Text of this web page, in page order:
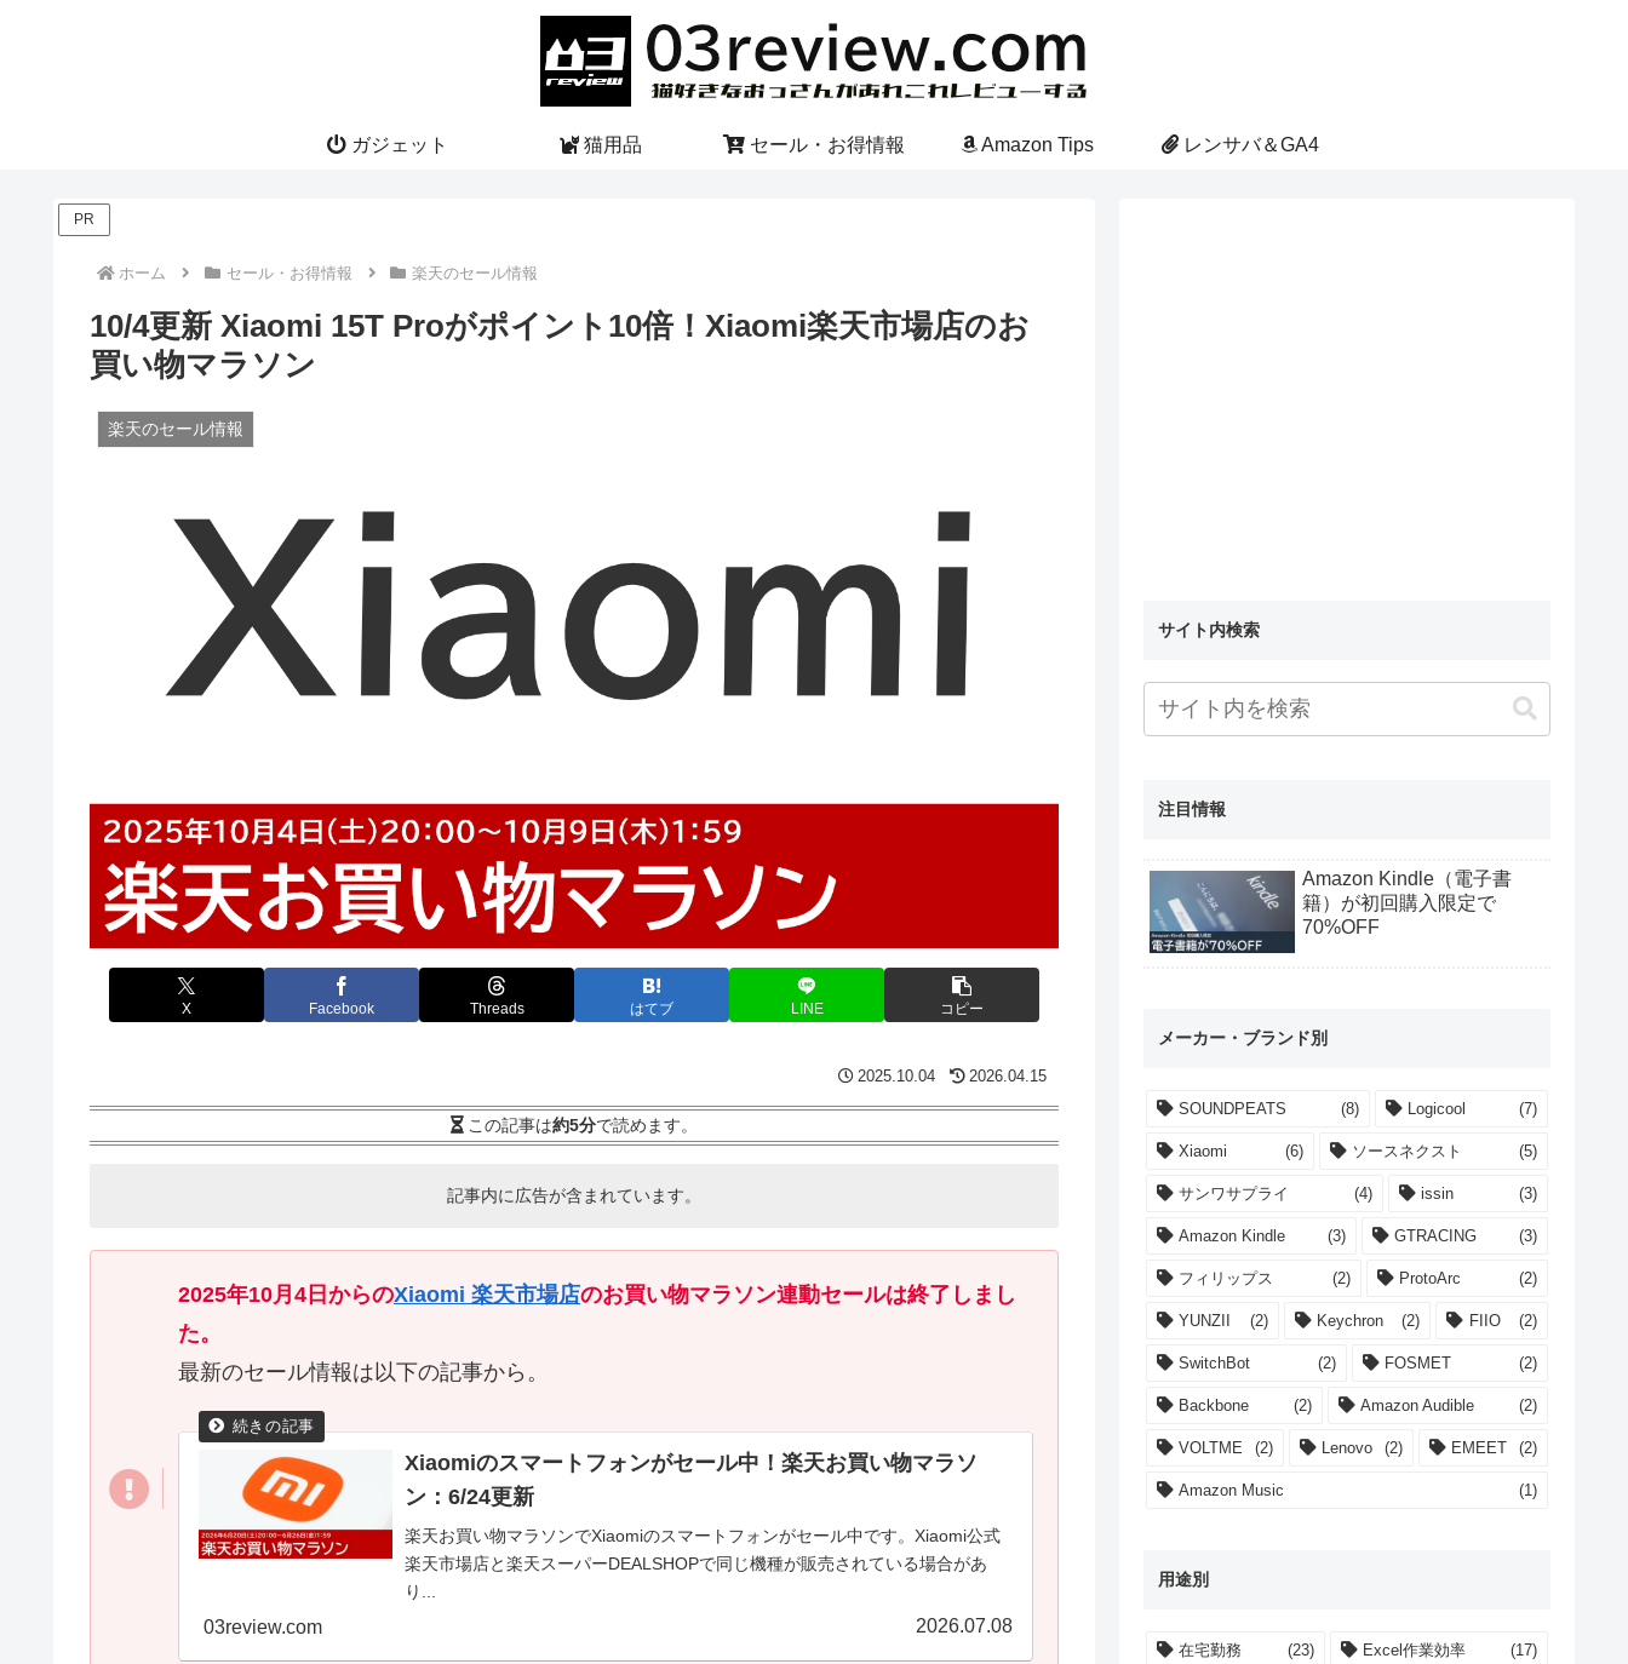
ガジェット 猫用品 セール・お得情報 Amazon Tips レンサバ＆GA4
PR
ホーム セール・お得情報 楽天のセール情報
10/4更新 Xiaomi 15T Proがポイント10倍！Xiaomi楽天市場店のお
買い物マラソン
楽天のセール情報
X Facebook Threads はてブ LINE コピー
2025.10.04 2026.04.15
この記事は約5分で読めます。
記事内に広告が含まれています。
2025年10月4日からのXiaomi 楽天市場店のお買い物マラソン連動セールは終了しまし
た。
最新のセール情報は以下の記事から。
Xiaomiのスマートフォンがセール中！楽天お買い物マラソ
ン：6/24更新
楽天お買い物マラソンでXiaomiのスマートフォンがセール中です。Xiaomi公式
楽天市場店と楽天スーパーDEALSHOPで同じ機種が販売されている場合があ
り...
03review.com 2026.07.08
サイト内検索
注目情報
Amazon Kindle（電子書
籍）が初回購入限定で
70%OFF
メーカー・ブランド別
SOUNDPEATS (8) Logicool (7)
Xiaomi (6) ソースネクスト (5)
サンワサプライ (4) issin (3)
Amazon Kindle (3) GTRACING (3)
フィリップス (2) ProtoArc (2)
YUNZII (2) Keychron (2) FIIO (2)
SwitchBot (2) FOSMET (2)
Backbone (2) Amazon Audible (2)
VOLTME (2) Lenovo (2) EMEET (2)
Amazon Music (1)
用途別
在宅勤務 (23) Excel作業効率 (17)